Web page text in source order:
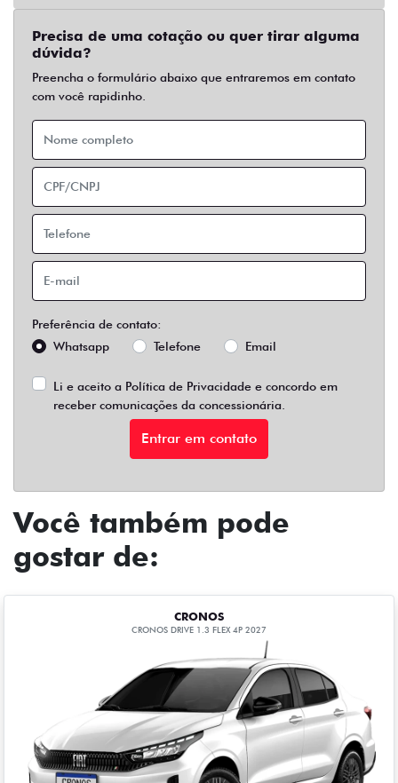
Precisa de uma cotação ou quer tirar alguma
dúvida?
Preencha o formulário abaixo que entraremos em contato
com você rapidinho.
Preferência de contato:
Whatsapp
Telefone Email
Li e aceito a Política de Privacidade e concordo em
receber comunicações da concessionária.
Entrar em contato
Você também pode
gostar de:
CRONOS
CRONOS DRIVE 1.3 FLEX 4P 2027